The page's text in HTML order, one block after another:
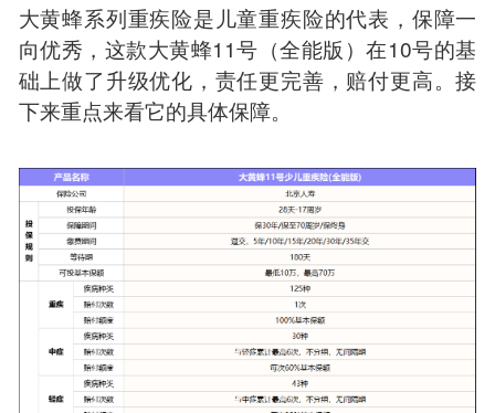
大黄蜂系列重疾险是儿童重疾险的代表，保障一
向优秀，这款大黄蜂11号（全能版）在10号的基
础上做了升级优化，责任更完善，赔付更高。接
下来重点来看它的具体保障。